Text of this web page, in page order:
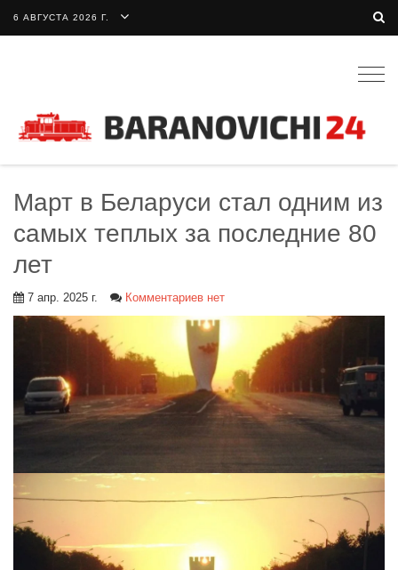
6 АВГУСТА 2026 Г.
Март в Беларуси стал одним из
самых теплых за последние 80
лет
7 апр. 2025 г. Комментариев нет